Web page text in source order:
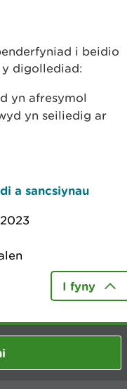
i beidio
digollediad:
yn afresymol
yn seiliedig ar
a sancsiynau
I fyny